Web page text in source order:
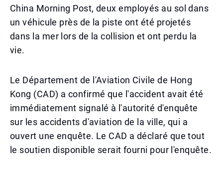
China Morning Post, deux employés au sol dans
un véhicule près de la piste ont été projetés
dans la mer lors de la collision et ont perdu la
vie.
Le Département de l'Aviation Civile de Hong
Kong (CAD) a confirmé que l'accident avait été
immédiatement signalé à l'autorité d'enquête
sur les accidents d'aviation de la ville, qui a
ouvert une enquête. Le CAD a déclaré que tout
le soutien disponible serait fourni pour l'enquête.